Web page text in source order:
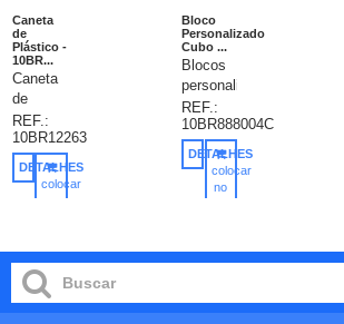
Caneta
de
Plástico -
10BR...
Caneta
de
plástico
personalizada.
corpo
branco,
detalhe
azul,
vermelho,
preto,
REF.:
10BR12263
DETALHES
colocar
Bloco
Personalizado
Cubo ...
Blocos
personalizados
caixa
tipo
cubo,
caixa
impressão
800
REF.:
10BR888004C
DETALHES
colocar
no